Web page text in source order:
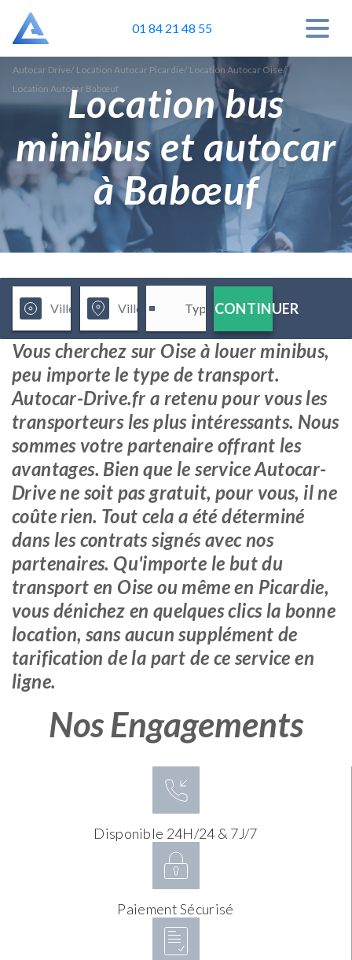
01 84 21 48 55
Autocar Drive/ Location Autocar Picardie/ Location Autocar Oise/
Location Autocar BabœufLocation bus
minibus et autocar
à Babœuf
CONTINUER
Vous cherchez sur Oise à louer minibus,
peu importe le type de transport.
Autocar-Drive.fr a retenu pour vous les
transporteurs les plus intéressants. Nous
sommes votre partenaire offrant les
avantages. Bien que le service Autocar-
Drive ne soit pas gratuit, pour vous, il ne
coûte rien. Tout cela a été déterminé
dans les contrats signés avec nos
partenaires. Qu'importe le but du
transport en Oise ou même en Picardie,
vous dénichez en quelques clics la bonne
location, sans aucun supplément de
tarification de la part de ce service en
ligne.
Nos Engagements
Disponible 24H/24 & 7J/7
Paiement Sécurisé